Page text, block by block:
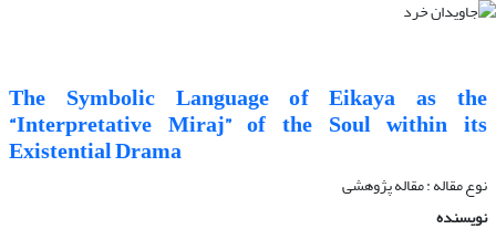
The Symbolic Language of Eikaya as the
“Interpretative Miraj” of the Soul within its
Existential Drama
نوع مقاله : مقاله پژوهشی
نویسنده